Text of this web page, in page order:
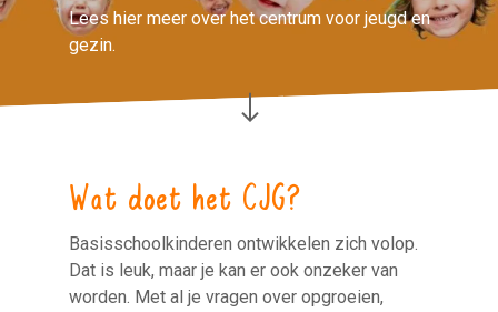
Lees hier meer over het centrum voor jeugd en
gezin.
Wat doet het CJG?
Basisschoolkinderen ontwikkelen zich volop.
Dat is leuk, maar je kan er ook onzeker van
worden. Met al je vragen over opgroeien,